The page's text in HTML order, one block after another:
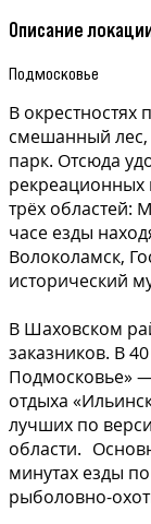
Описание
Подмосковье
В окрестностях
смешанный лес,
парк. Отсюда
рекреационных
трёх областей:
часе езды
Волоколамск,
исторический
В Шаховском
заказников. В
Подмосковье»
отдыха
лучших по
области.
минутах езды
рыболовно-